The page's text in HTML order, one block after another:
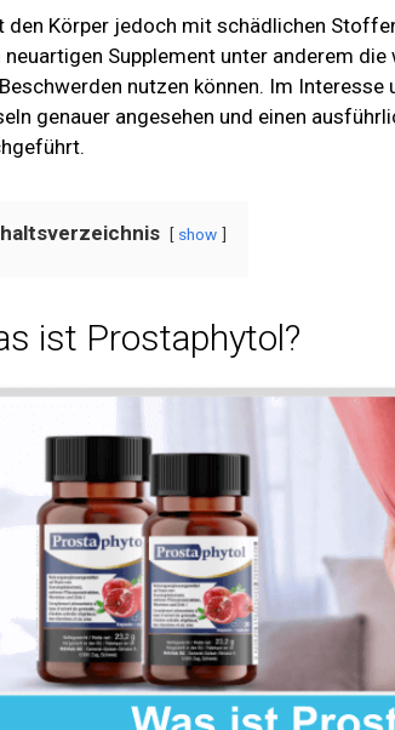
den Körper jedoch mit schädlichen
neuartigen Supplement unter anderem
nutzen können. Im Interesse
genauer angesehen und einen
show
ist Prostaphytol?